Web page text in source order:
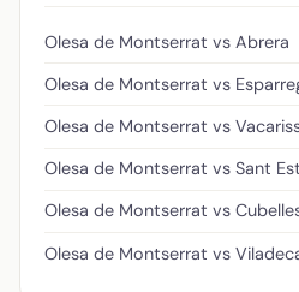
Olesa de Montserrat vs Abrera
Olesa de Montserrat vs
Olesa de Montserrat vs
Olesa de Montserrat vs Sant
Olesa de Montserrat vs
Olesa de Montserrat vs